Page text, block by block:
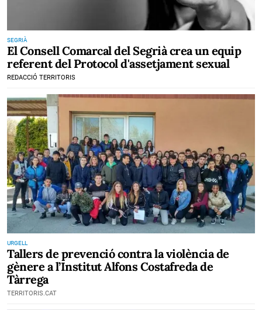
SEGRIÀ
El Consell Comarcal del Segrià crea un equip
referent del Protocol d'assetjament sexual
REDACCIÓ TERRITORIS
URGELL
Tallers de prevenció contra la violència de
gènere a l’Institut Alfons Costafreda de
Tàrrega
TERRITORIS.CAT